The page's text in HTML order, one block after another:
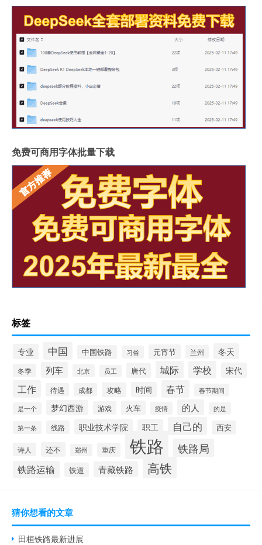
免费可商用字体批量下载
标签
专业 中国 中国铁路 习俗 元宵节 兰州 冬天
冬季 列车 北京 员工 唐代 城际 学校 宋代
工作 待遇 成都 攻略 时间 春节 春节期间
是一个 梦幻西游 游戏 火车 疫情 的人 的是
第一条 线路 职业技术学院 职工 自己的 西安
诗人 还不 郑州 重庆 铁路 铁路局
铁路运输 铁道 青藏铁路 高铁
猜你想看的文章
田桓铁路最新进展